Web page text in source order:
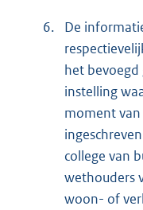
6.
De
het bevoegd
instelling
moment
college van
wethouders
woon- of